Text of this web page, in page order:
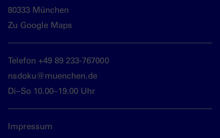
80333 München
Zu Google Maps
Telefon +49 89 233-767000
nsdoku@muenchen.de
Di–So 10.00–19.00 Uhr
Impressum